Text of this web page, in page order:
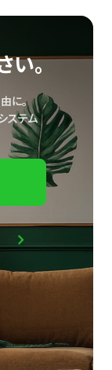
い。
に。
ステム